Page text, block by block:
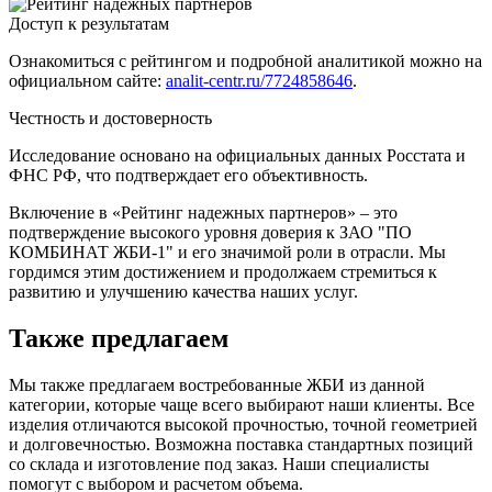
Доступ к результатам
Ознакомиться с рейтингом и подробной аналитикой можно на
официальном сайте: analit-centr.ru/7724858646.
Честность и достоверность
Исследование основано на официальных данных Росстата и
ФНС РФ, что подтверждает его объективность.
Включение в «Рейтинг надежных партнеров» – это
подтверждение высокого уровня доверия к ЗАО "ПО
КОМБИНАТ ЖБИ-1" и его значимой роли в отрасли. Мы
гордимся этим достижением и продолжаем стремиться к
развитию и улучшению качества наших услуг.
Также предлагаем
Мы также предлагаем востребованные ЖБИ из данной
категории, которые чаще всего выбирают наши клиенты. Все
изделия отличаются высокой прочностью, точной геометрией
и долговечностью. Возможна поставка стандартных позиций
со склада и изготовление под заказ. Наши специалисты
помогут с выбором и расчетом объема.